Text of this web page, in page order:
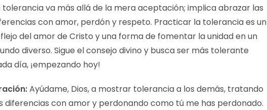
tolerancia va más allá de la mera aceptación; implica abrazar las
con amor, perdón y respeto. Practicar la tolerancia es un
del amor de Cristo y una forma de fomentar la unidad en un
diverso. Sigue el consejo divino y busca ser más tolerante
día, ¡empezando hoy!
Ayúdame, Dios, a mostrar tolerancia a los demás, tratando
diferencias con amor y perdonando como tú me has perdonado.